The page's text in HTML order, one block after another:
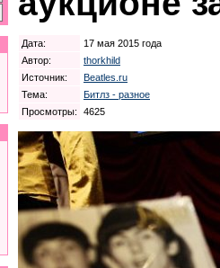
Дата:
17 мая 2015 года
Автор:
thorkhild
Источник:
Beatles.ru
Тема:
Битлз - разное
Просмотры:
4625